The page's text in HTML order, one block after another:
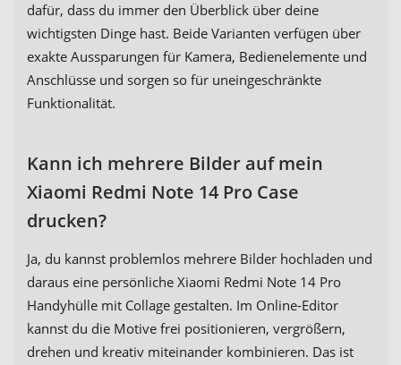
dafür, dass du immer den Überblick über deine
wichtigsten Dinge hast. Beide Varianten verfügen über
exakte Aussparungen für Kamera, Bedienelemente und
Anschlüsse und sorgen so für uneingeschränkte
Funktionalität.
Kann ich mehrere Bilder auf mein
Xiaomi Redmi Note 14 Pro Case
drucken?
Ja, du kannst problemlos mehrere Bilder hochladen und
daraus eine persönliche Xiaomi Redmi Note 14 Pro
Handyhülle mit Collage gestalten. Im Online-Editor
kannst du die Motive frei positionieren, vergrößern,
drehen und kreativ miteinander kombinieren. Das ist